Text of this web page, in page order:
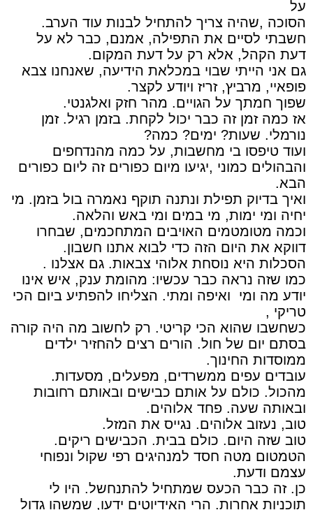
על
הסוכה ,שהיה צריך להתחיל לבנות עוד הערב.
חשבתי לסיים את התפילה, אמנם, כבר לא על
דעת הקהל, אלא רק על דעת המקום.
גם אני הייתי שבוי במכלאת הידיעה, שאנחנו צבא
פופאיי, מרביץ, זריז ויודע לקצר.
שפוך חמתך על הגויים. מהר חזק ואלגנטי.
אז כמה זמן זה כבר יכול לקחת. בזמן רגיל. זמן
נורמלי. שעות? ימים? כמה?
ועוד טיפסו בי מחשבות, על כמה מהנדחפים
והבהולים כמוני ,יגיעו מיום כפורים זה ליום כפורים
הבא.
ואיך בדיוק תפילת ונתנה תוקף נאמרה בול בזמן. מי
יחיה ומי ימות, מי במים ומי באש והלאה.
וכמה מטומטמים האויבים המתחכמים, שבחרו
דווקא את היום הזה כדי לבוא אתנו חשבון.
הסכלות היא נוסחת אלוהי צבאות. גם אצלנו .
כמו שזה נראה כבר עכשיו: מהומת ענק, איש אינו
יודע מה ומי ואיפה ומתי. הצליחו להפתיע ביום הכי
טריקי ,
כשחשבו שהוא הכי קריטי. רק לחשוב מה היה קורה
בסתם יום של חול. הורים רצים להחזיר ילדים
ממוסדות החינוך.
עובדים עפים ממשרדים, מפעלים, מסעדות.
מהכול. כולם על אותם כבישים ובאותם רחובות
ובאותה שעה. פחד אלוהים.
טוב, נעזוב אלוהים. נגייס את המזל.
טוב שזה היום. כולם בבית. הכבישים ריקים.
הטמטום מטה חסד למנהיגים רפי שקול ונפוחי
עצמם ודעת.
כן. זה כבר הכעס שמתחיל להתנחשל. היו לי
תוכניות אחרות. הרי האידיוטים ידעו, שמשהו גדול